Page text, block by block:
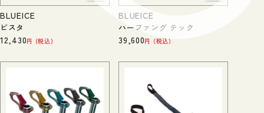
BLUEICE
ビスタ
12,430 税込
BLUEICE
ハーファング テック
39,600 税込